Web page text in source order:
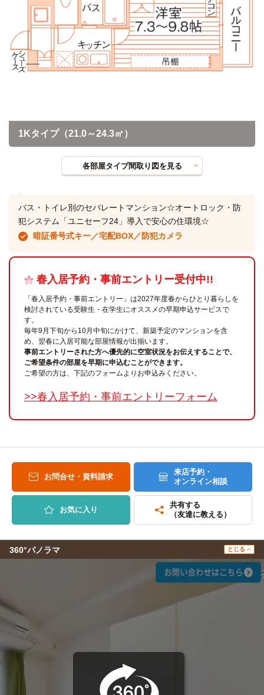
1Kタイプ（21.0～24.3㎡）
各部屋タイプ間取り図を見る
バス・トイレ別のセパレートマンション☆オートロック・防
犯システム「ユニセーフ24」導入で安心の住環境☆
暗証番号式キー／宅配BOX／防犯カメラ
春入居予約・事前エントリー受付中!!
「春入居予約・事前エントリー」は2027年度春からひとり暮らしを
検討されている受験生・在学生にオススメの早期申込サービスで
す。
毎年9月下旬から10月中旬にかけて、新築予定のマンションを含
め、翌春に入居可能な部屋情報が出揃います。
事前エントリーされた方へ優先的に空室状況をお伝えすることで、
ご希望条件の部屋を早期に申込むことができます。
ご希望の方は、下記のフォームよりお申込みください。
>>春入居予約・事前エントリーフォーム
お問合せ・資料請求
来店予約・
オンライン相談
お気に入り
共有する
（友達に教える）
360°パノラマ とじる